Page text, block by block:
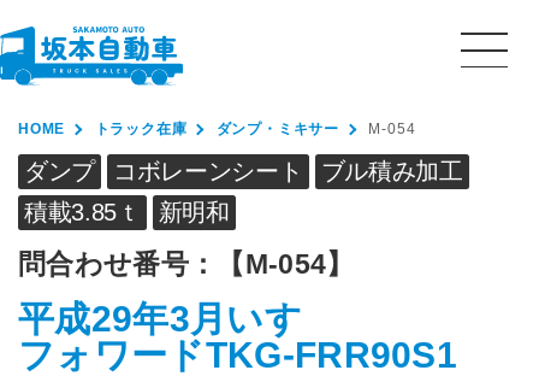
HOME トラック在庫 ダンプ・ミキサー M-054
ダンプ コボレーンシート
ブル積み加工
積載3.85ｔ
新明和
問合わせ番号： 【M-054】
平成29年3月 いすゞ
フォワードTKG-FRR90S1